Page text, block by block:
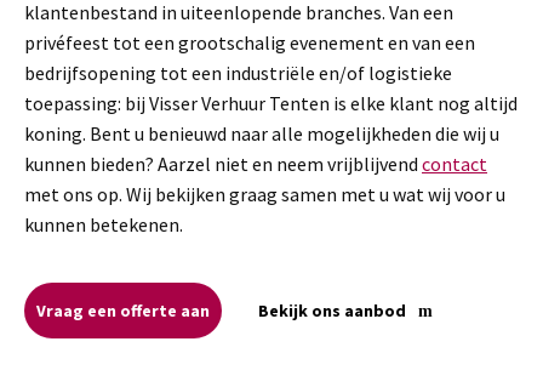
klantenbestand in uiteenlopende branches. Van een
privéfeest tot een grootschalig evenement en van een
bedrijfsopening tot een industriële en/of logistieke
toepassing: bij Visser Verhuur Tenten is elke klant nog altijd
koning. Bent u benieuwd naar alle mogelijkheden die wij u
kunnen bieden? Aarzel niet en neem vrijblijvend contact
met ons op. Wij bekijken graag samen met u wat wij voor u
kunnen betekenen.
Vraag een offerte aan Bekijk ons aanbod